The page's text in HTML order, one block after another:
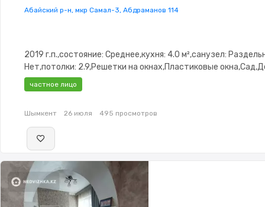
Абайский р-н, мкр Самал-3, Абдраманов 114
2019 г.п.,состояние: Среднее,кухня: 4.0 м²,санузел:
Нет,потолки: 2.9,Решетки на окнах,Пластиковые
площадка
частное лицо
Шымкент 26 июля 495 просмотров